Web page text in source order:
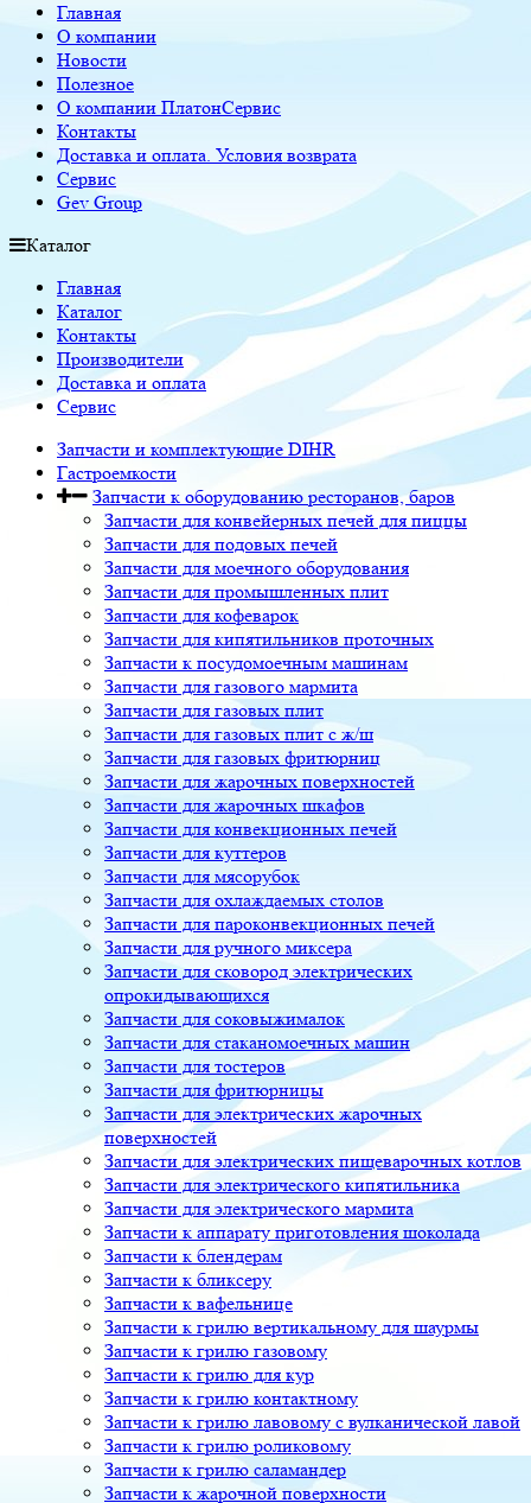
Главная
О компании
Новости
Полезное
О компании ПлатонСервис
Контакты
Доставка и оплата. Условия возврата
Сервис
Gev Group
Каталог
Главная
Каталог
Контакты
Производители
Доставка и оплата
Сервис
Запчасти и комплектующие DIHR
Гастроемкости
Запчасти к оборудованию ресторанов, баров
Запчасти для конвейерных печей для пиццы
Запчасти для подовых печей
Запчасти для моечного оборудования
Запчасти для промышленных плит
Запчасти для кофеварок
Запчасти для кипятильников проточных
Запчасти к посудомоечным машинам
Запчасти для газового мармита
Запчасти для газовых плит
Запчасти для газовых плит с ж/ш
Запчасти для газовых фритюрниц
Запчасти для жарочных поверхностей
Запчасти для жарочных шкафов
Запчасти для конвекционных печей
Запчасти для куттеров
Запчасти для мясорубок
Запчасти для охлаждаемых столов
Запчасти для пароконвекционных печей
Запчасти для ручного миксера
Запчасти для сковород электрических
опрокидывающихся
Запчасти для соковыжималок
Запчасти для стаканомоечных машин
Запчасти для тостеров
Запчасти для фритюрницы
Запчасти для электрических жарочных
поверхностей
Запчасти для электрических пищеварочных котлов
Запчасти для электрического кипятильника
Запчасти для электрического мармита
Запчасти к аппарату приготовления шоколада
Запчасти к блендерам
Запчасти к бликсеру
Запчасти к вафельнице
Запчасти к грилю вертикальному для шаурмы
Запчасти к грилю газовому
Запчасти к грилю для кур
Запчасти к грилю контактному
Запчасти к грилю лавовому с вулканической лавой
Запчасти к грилю роликовому
Запчасти к грилю саламандер
Запчасти к жарочной поверхности